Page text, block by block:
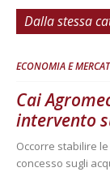
Dalla stessa
ECONOMIA E
Cai
intervento
Occorre stabilire
concesso sugli